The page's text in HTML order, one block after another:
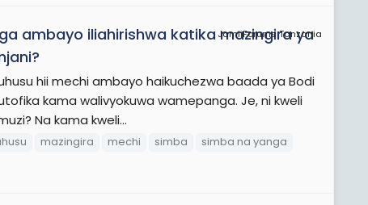
JamiiForums Tanzania
ambayo iliahirishwa katika mazingira ya
hii mechi ambayo haikuchezwa baada ya Bodi
kama walivyokuwa wamepanga. Je, ni kweli
Na kama kweli...
mazingira mechi simba
simba na yanga